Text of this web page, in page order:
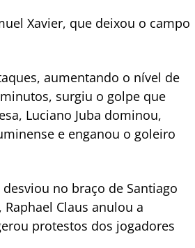
Xavier, que deixou o campo
aumentando o nível de
surgiu o golpe que
Luciano Juba dominou,
e enganou o goleiro
no braço de Santiago
Claus anulou a
protestos dos jogadores